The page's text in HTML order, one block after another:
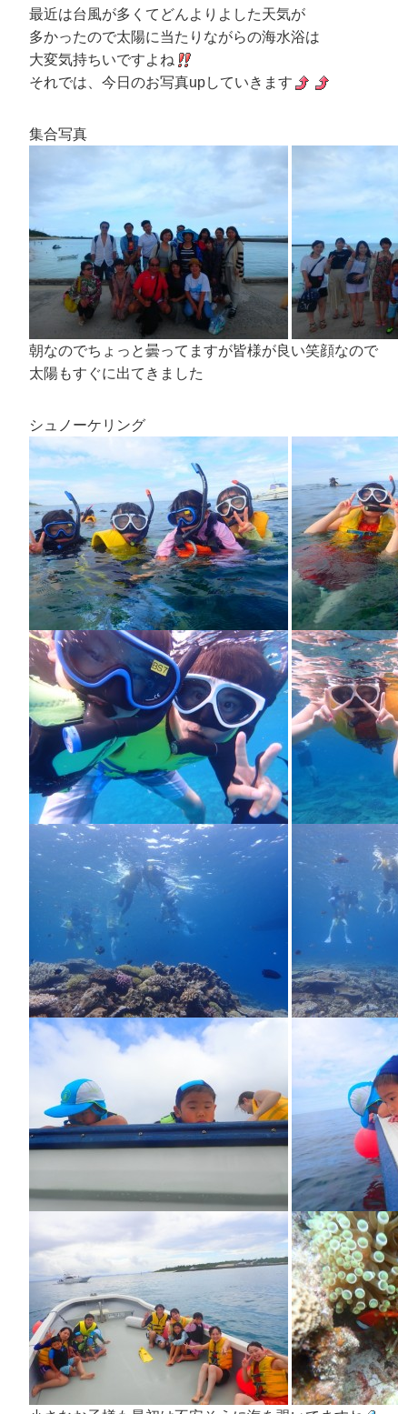
最近は台風が多くてどんよりよした天気が
多かったので太陽に当たりながらの海水浴は
大変気持ちいですよね
それでは、今日のお写真upしていきます
集合写真
朝なのでちょっと曇ってますが皆様が良い笑顔なので
太陽もすぐに出てきました
シュノーケリング